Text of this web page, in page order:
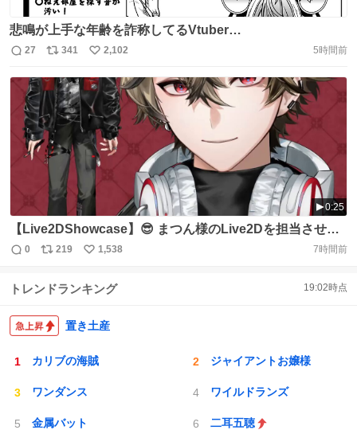
悲鳴が上手な年齢を詐称してるVtuber
https://t.co/tWom0tMovw
返
信
27
リ
ポ
ス
ト
数
341
い
い
ね
数
2,102 5時間前
0:25
【Live2DShowcase】😎 まつん様のLive2Dを担当させて
いただきました。 VTuber：@matsunart Art：501
https://t.co/XvLdKURv70
返
数
0
リ
ス
数
219
い
ね
1,538 7時間前
トレンドランキング 19:02時点
置き土産
カリブの海賊 ジャイアントお嬢様
ワンダンス ワイルドランズ
金属バット 二耳五聴